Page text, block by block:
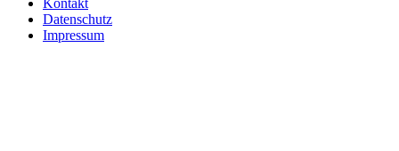
Kontakt
Datenschutz
Impressum